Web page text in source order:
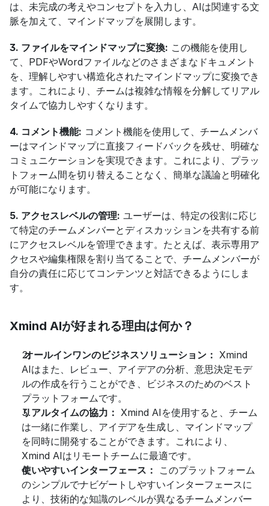
は、未完成の考えやコンセプトを入力し、AIは関連する文
脈を加えて、マインドマップを展開します。
3. ファイルをマインドマップに変換: この機能を使用し
て、PDFやWordファイルなどのさまざまなドキュメント
を、理解しやすい構造化されたマインドマップに変換でき
ます。これにより、チームは複雑な情報を分解してリアル
タイムで協力しやすくなります。
4. コメント機能: コメント機能を使用して、チームメンバ
ーはマインドマップに直接フィードバックを残せ、明確な
コミュニケーションを実現できます。これにより、プラッ
トフォーム間を切り替えることなく、簡単な議論と明確化
が可能になります。
5. アクセスレベルの管理: ユーザーは、特定の役割に応じ
て特定のチームメンバーとディスカッションを共有する前
にアクセスレベルを管理できます。たとえば、表示専用ア
クセスや編集権限を割り当てることで、チームメンバーが
自分の責任に応じてコンテンツと対話できるようにしま
す。
Xmind AIが好まれる理由は何か？
オールインワンのビジネスソリューション： Xmind
AIはまた、レビュー、アイデアの分析、意思決定モデ
ルの作成を行うことができ、ビジネスのためのベスト
プラットフォームです。
リアルタイムの協力： Xmind AIを使用すると、チーム
は一緒に作業し、アイデアを生成し、マインドマップ
を同時に開発することができます。これにより、
Xmind AIはリモートチームに最適です。
使いやすいインターフェース：
このプラットフォーム
のシンプルでナビゲートしやすいインターフェースに
より、技術的な知識のレベルが異なるチームメンバー